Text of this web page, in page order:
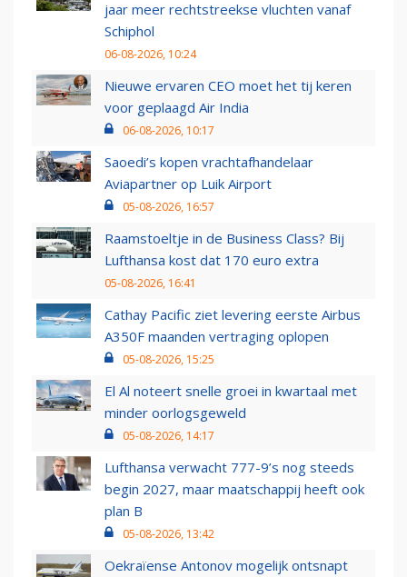
jaar meer rechtstreekse vluchten vanaf
Schiphol
06-08-2026, 10:24
Nieuwe ervaren CEO moet het tij keren
voor geplaagd Air India
06-08-2026, 10:17
Saoedi’s kopen vrachtafhandelaar
Aviapartner op Luik Airport
05-08-2026, 16:57
Raamstoeltje in de Business Class? Bij
Lufthansa kost dat 170 euro extra
05-08-2026, 16:41
Cathay Pacific ziet levering eerste Airbus
A350F maanden vertraging oplopen
05-08-2026, 15:25
El Al noteert snelle groei in kwartaal met
minder oorlogsgeweld
05-08-2026, 14:17
Lufthansa verwacht 777-9’s nog steeds
begin 2027, maar maatschappij heeft ook
plan B
05-08-2026, 13:42
Oekraïense Antonov mogelijk ontsnapt